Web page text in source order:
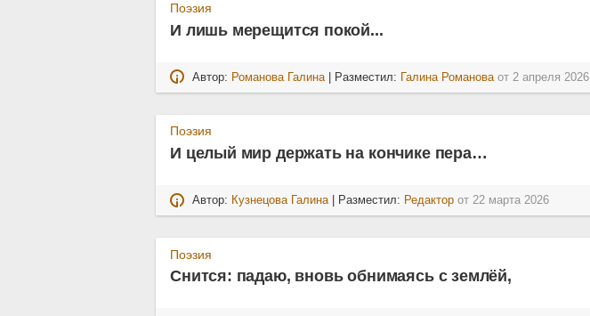
Поэзия
И лишь мерещится покой...
Автор: Романова Галина| Разместил: Галина Романоваот2 апреля 2026
Поэзия
И целый мир держать на кончике пера…
Автор: Кузнецова Галина| Разместил: Редактор от22 марта 2026
Поэзия
Снится: падаю, вновь обнимаясь с землёй,